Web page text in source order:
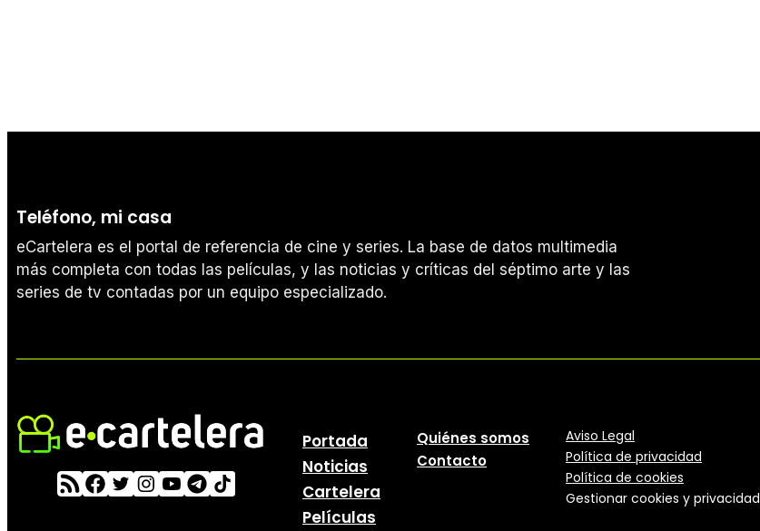
Teléfono, mi casa
eCartelera es el portal de referencia de cine y series. La base de datos multimedia
más completa con todas las películas, y las noticias y críticas del séptimo arte y las
series de tv contadas por un equipo especializado.
Portada
Noticias
Cartelera
Películas
Quiénes somos
Contacto
Aviso Legal
Política de privacidad
Política de cookies
Gestionar cookies y privacidad